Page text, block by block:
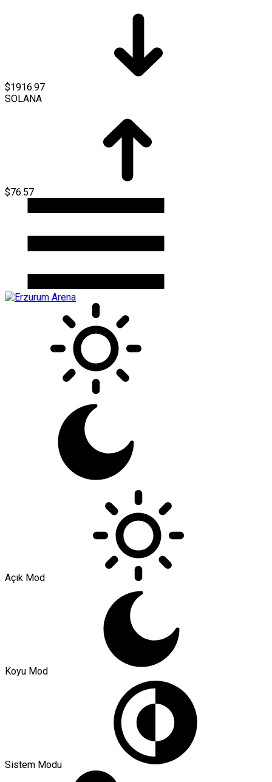
$1916.97
SOLANA
$76.57
Açık Mod
Koyu Mod
Sistem Modu